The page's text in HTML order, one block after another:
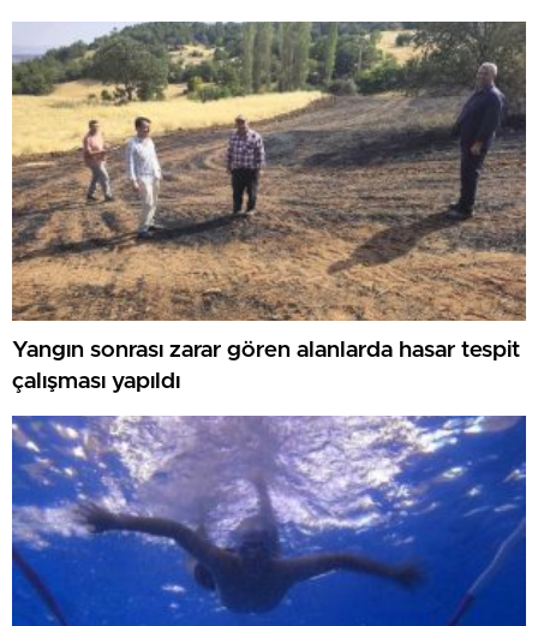
Yangın sonrası zarar gören alanlarda hasar tespit
çalışması yapıldı